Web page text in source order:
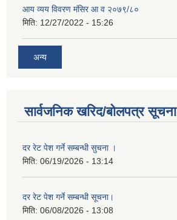
आय व्यय विवरण मंसिर आ व २०७९/८०
मिति: 12/27/2022 - 15:26
अन्य
सार्वजनिक खरिद/बोलपत्र सूचना
दर रेट पेश गर्ने सम्बन्धी सुचना ।
मिति: 06/19/2026 - 13:14
दर रेट पेश गर्ने सम्बन्धी सूचना।
मिति: 06/08/2026 - 13:08